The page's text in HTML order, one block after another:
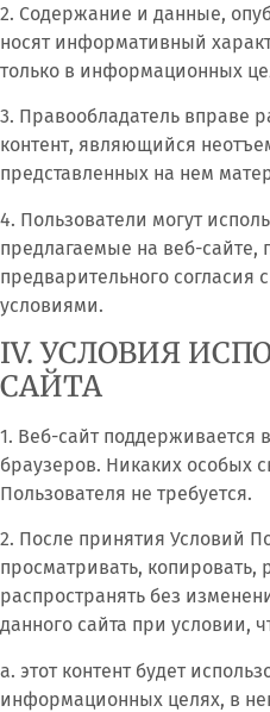
2. Содержание и данные,
носят информативный
только в информационных
3. Правообладатель вправе
контент, являющийся
представленных на нем
4. Пользователи могут
предлагаемые на веб-сайте,
предварительного
условиями.
IV. УСЛОВИЯ
САЙТА
1. Веб-сайт поддерживается
браузеров. Никаких особых
Пользователя не требуется.
2. После принятия Условий
просматривать, копировать,
распространять без
данного сайта при условии,
а. этот контент будет
информационных целях, в